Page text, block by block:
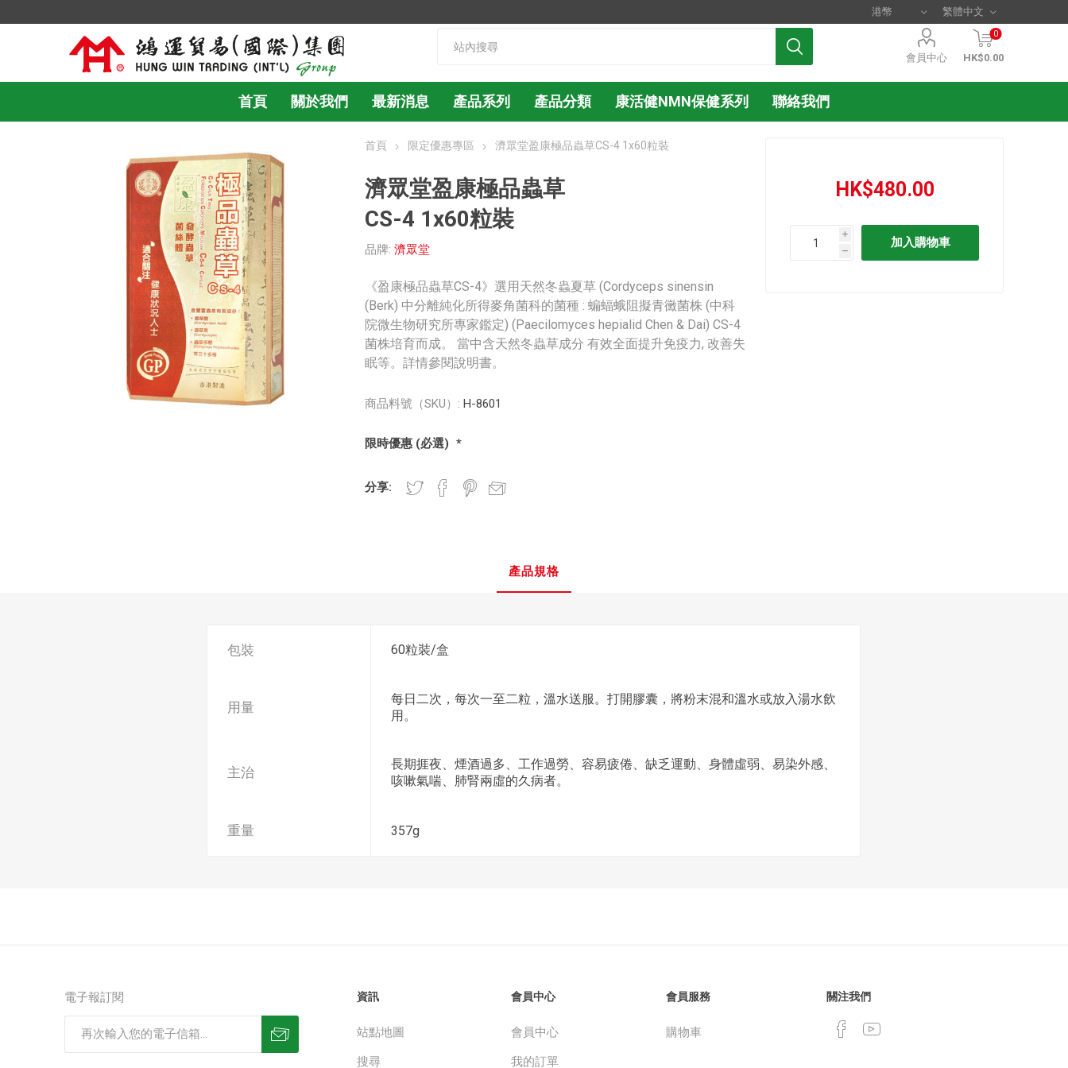
會員中心
0
HK$0.00
首頁 關於我們 最新消息 產品系列 產品分類 康活健NMN保健系列 聯絡我們
首頁 限定優惠專區 濟眾堂盈康極品蟲草CS-4 1x60粒裝
濟眾堂盈康極品蟲草
CS-4 1x60粒裝
品牌: 濟眾堂
《盈康極品蟲草CS-4》選用天然冬蟲夏草 (Cordyceps sinensin
(Berk) 中分離純化所得麥角菌科的菌種 : 蝙蝠蛾阻擬青黴菌株 (中科
院微生物研究所專家鑑定) (Paecilomyces hepialid Chen & Dai) CS-4
菌株培育而成。 當中含天然冬蟲草成分 有效全面提升免疫力, 改善失
眠等。詳情參閱說明書。
商品料號（SKU）: H-8601
限時優惠 (必選) *
分享:
HK$480.00
i
h
產品規格
包裝 60粒裝/盒
用量
每日二次，每次一至二粒，溫水送服。打開膠囊，將粉末混和溫水或放入湯水飲
用。
主治
長期捱夜、煙酒過多、工作過勞、容易疲倦、缺乏運動、身體虛弱、易染外感、
咳嗽氣喘、肺腎兩虛的久病者。
重量 357g
電子報訂閱 資訊
站點地圖
搜尋
會員中心
會員中心
我的訂單
會員服務
購物車
關注我們